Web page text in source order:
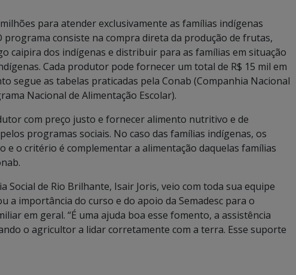
para atender exclusivamente as famílias indígenas
programa consiste na compra direta da produção de frutas,
caipira dos indígenas e distribuir para as famílias em situação
Cada produtor pode fornecer um total de R$ 15 mil em
segue as tabelas praticadas pela Conab (Companhia Nacional
Nacional de Alimentação Escolar).
com preço justo e fornecer alimento nutritivo e de
programas sociais. No caso das famílias indígenas, os
e o critério é complementar a alimentação daquelas famílias
Social de Rio Brilhante, Isair Joris, veio com toda sua equipe
a importância do curso e do apoio da Semadesc para o
em geral. “É uma ajuda boa esse fomento, a assistência
o agricultor a lidar corretamente com a terra. Esse suporte